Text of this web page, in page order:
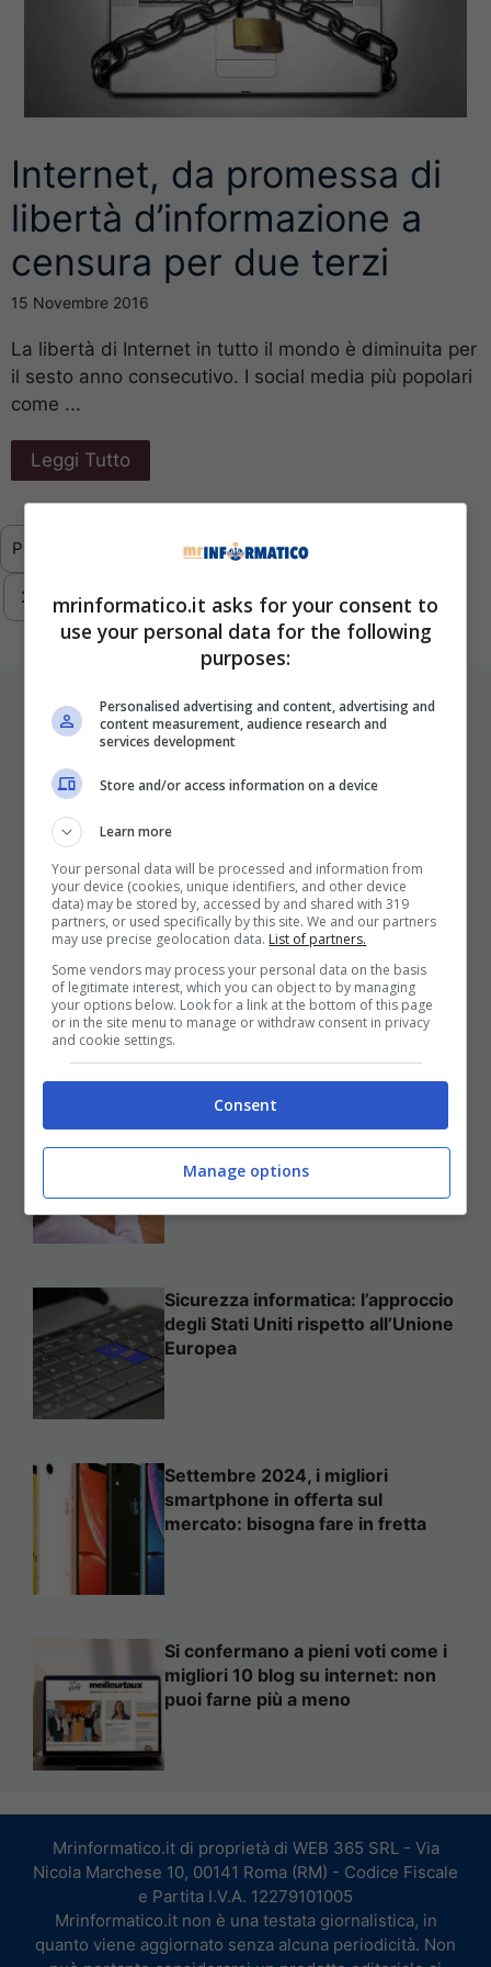
Internet, da promessa di
libertà d’informazione a
censura per due terzi
15 Novembre 2016
La libertà di Internet in tutto il mondo è diminuita per
il sesto anno consecutivo. I social media più popolari
come ...
Leggi Tutto
Previous 3 4
293 Next
ULTIMI ARTICOLI
I Pro E I Contro Di Una Nuova Moda
Che Punta A Cambiare Il Tabacco
Per Sempre
25 Novembre 2025
proprio sito web
Sicurezza informatica: l’approccio
degli Stati Uniti rispetto all’Unione
Europea
Settembre 2024, i migliori
smartphone in offerta sul
mercato: bisogna fare in fretta
Si confermano a pieni voti come i
migliori 10 blog su internet: non
puoi farne più a meno
Mrinformatico.it di proprietà di WEB 365 SRL - Via
Nicola Marchese 10, 00141 Roma (RM) - Codice Fiscale
e Partita I.V.A. 12279101005
Mrinformatico.it non è una testata giornalistica, in
quanto viene aggiornato senza alcuna periodicità. Non
mrinformatico.it asks for your consent to
use your personal data for the following
purposes:
Personalised advertising and content, advertising and
content measurement, audience research and
services development
Store and/or access information on a device
Learn more
Your personal data will be processed and information from
your device (cookies, unique identifiers, and other device
data) may be stored by, accessed by and shared with 319
partners, or used specifically by this site. We and our partners
may use precise geolocation data. List of partners.
Some vendors may process your personal data on the basis
of legitimate interest, which you can object to by managing
your options below. Look for a link at the bottom of this page
or in the site menu to manage or withdraw consent in privacy
and cookie settings.
Consent
Manage options